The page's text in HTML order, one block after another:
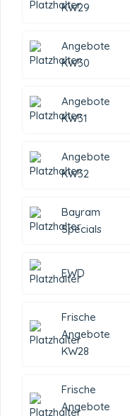
KW29
Angebote
KW30
Angebote
KW31
Angebote
KW32
Bayram
Specials
EWD
Frische
Angebote
KW28
Frische
Angebote